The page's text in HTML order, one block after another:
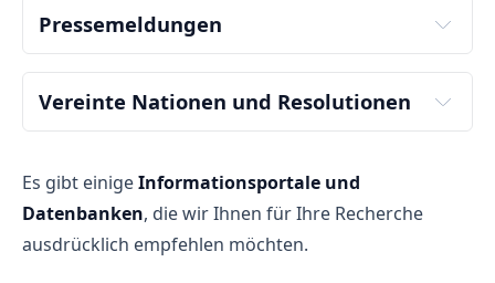
Pressemeldungen
Zeitung.de
Vereinte Nationen und Resolutionen
offizielle Webseite
Es gibt einigeInformationsportale und
Datenbanken, die wir Ihnen für Ihre Recherche
ausdrücklich empfehlen möchten.